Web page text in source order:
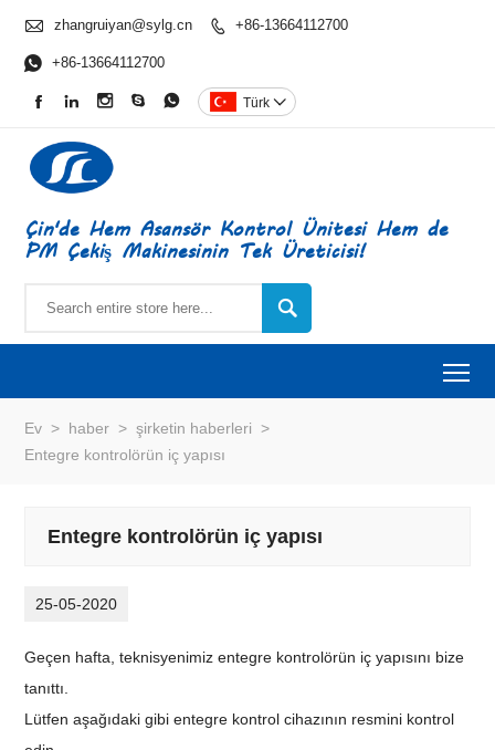
 zhangruiyan@sylg.cn  +86-13664112700
 +86-13664112700
     Türk 
Çin'de Hem Asansör Kontrol Ünitesi Hem de
PM Çekiş Makinesinin Tek Üreticisi!

Ev > haber > şirketin haberleri >
Entegre kontrolörün iç yapısı
Entegre kontrolörün iç yapısı
25-05-2020
Geçen hafta, teknisyenimiz entegre kontrolörün iç yapısını bize
tanıttı.
Lütfen aşağıdaki gibi entegre kontrol cihazının resmini kontrol